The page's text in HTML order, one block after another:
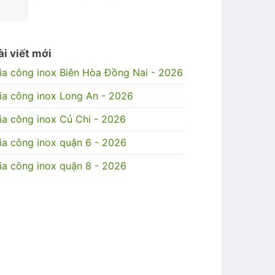
viết mới
công inox Biên Hòa Đồng Nai - 2026
công inox Long An - 2026
công inox Củ Chi - 2026
công inox quận 6 - 2026
công inox quận 8 - 2026